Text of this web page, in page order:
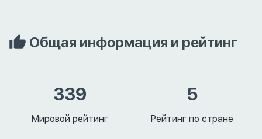
Общая информация и рейтинг
339
Мировой рейтинг
5
Рейтинг по стране